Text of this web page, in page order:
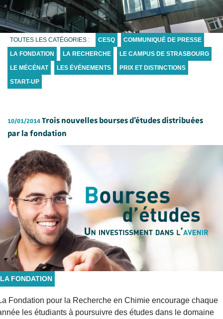
TOUTES LES CATÉGORIES : CESQ
COMMUNIQUÉ DE PRESSE
LA FONDATION
LA RECHERCHE
LE CAMPUS DE STRASBOURG
LE MÉCÉNAT
LES ÉVÉNEMENTS
PRIX ET DISTINCTIONS
START-UP
10/01/2014Trois nouvelles bourses d’études distribuées
par la fondation
LA FONDATION
Fondation pour la Recherche en Chimie encourage chaque
les étudiants à poursuivre des études dans le domaine